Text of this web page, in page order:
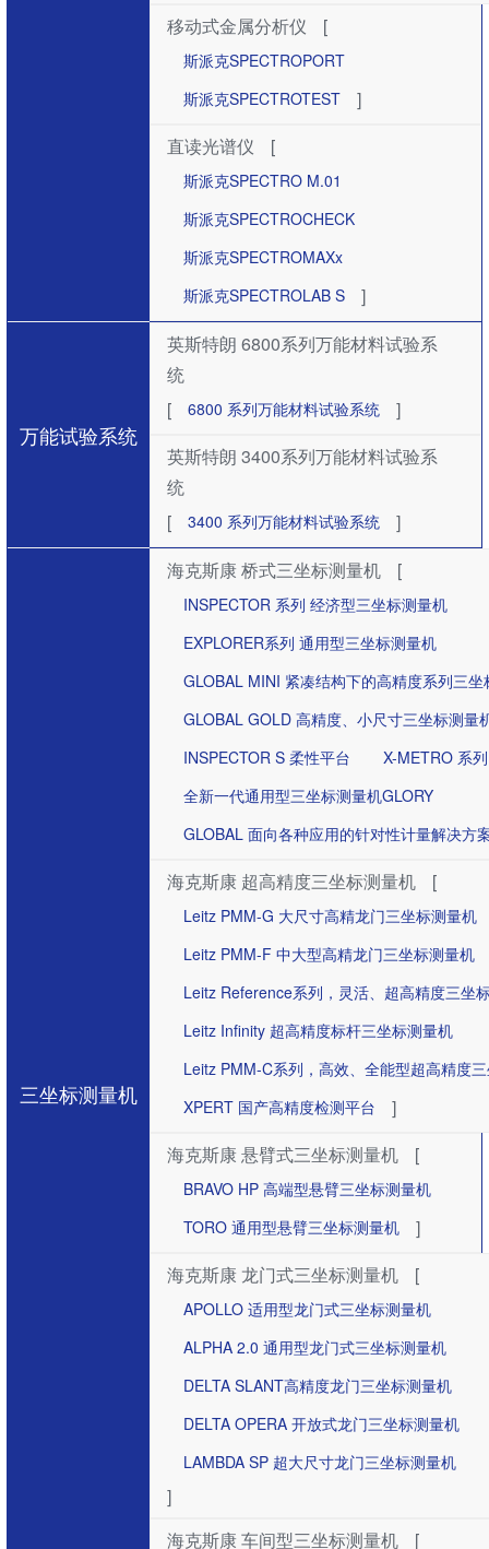
移动式金属分析仪
[
斯派克SPECTROPORT
斯派克SPECTROTEST
]
直读光谱仪
[
斯派克SPECTRO M.01
斯派克SPECTROCHECK
斯派克SPECTROMAXx
斯派克SPECTROLAB S
]
万能试验系统
英斯特朗 6800系列万能材料试验系
统
[
6800 系列万能材料试验系统
]
英斯特朗 3400系列万能材料试验系
统
[
3400 系列万能材料试验系统 ]
三坐标测量机
海克斯康 桥式三坐标测量机 [
INSPECTOR 系列 经济型三坐标测量机
EXPLORER系列 通用型三坐标测量机
GLOBAL MINI 紧凑结构下的高精度系列三坐
GLOBAL GOLD 高精度、小尺寸三坐标测量
INSPECTOR S 柔性平台
X-METRO 系列
全新一代通用型三坐标测量机GLORY
GLOBAL 面向各种应用的针对性计量解决方
海克斯康 超高精度三坐标测量机 [
Leitz PMM-G 大尺寸高精龙门三坐标测量机
Leitz PMM-F 中大型高精龙门三坐标测量机
Leitz Reference系列，灵活、超高精度三坐
Leitz Infinity 超高精度标杆三坐标测量机
Leitz PMM-C系列，高效、全能型超高精度
XPERT 国产高精度检测平台
]
海克斯康 悬臂式三坐标测量机
[
BRAVO HP 高端型悬臂三坐标测量机
TORO 通用型悬臂三坐标测量机
]
海克斯康 龙门式三坐标测量机
[
APOLLO 适用型龙门式三坐标测量机
ALPHA 2.0 通用型龙门式三坐标测量机
DELTA SLANT高精度龙门三坐标测量机
DELTA OPERA 开放式龙门三坐标测量机
LAMBDA SP 超大尺寸龙门三坐标测量机
]
海克斯康 车间型三坐标测量机
[